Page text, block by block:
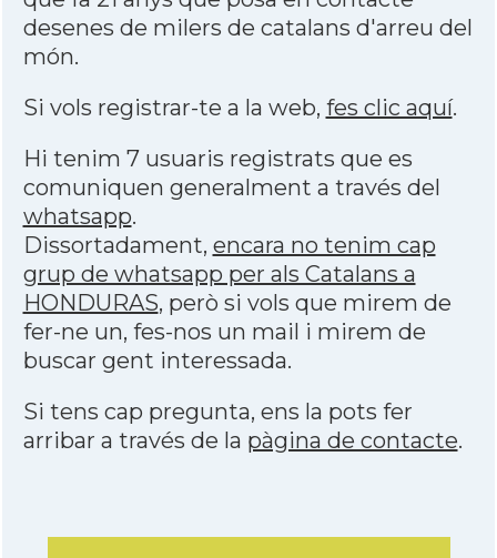
desenes de milers de catalans d'arreu del
món.
Si vols registrar-te a la web, fes clic aquí.
Hi tenim 7 usuaris registrats que es
comuniquen generalment a través del
whatsapp.
Dissortadament, encara no tenim cap
grup de whatsapp per als Catalans a
HONDURAS, però si vols que mirem de
fer-ne un, fes-nos un mail i mirem de
buscar gent interessada.
Si tens cap pregunta, ens la pots fer
arribar a través de la pàgina de contacte.